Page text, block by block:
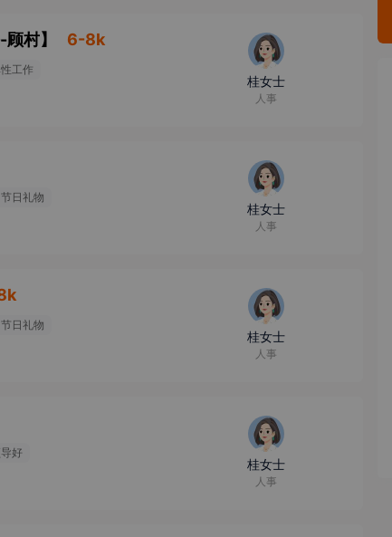
-顾村】 6-8k
工作
桂女士
人事
节日礼物
桂女士
人事
节日礼物
桂女士
人事
好
桂女士
人事